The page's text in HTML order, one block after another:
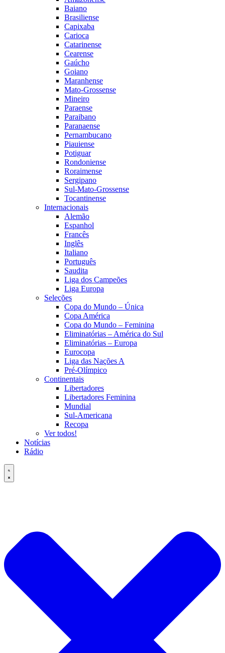
Baiano
Brasiliense
Capixaba
Carioca
Catarinense
Cearense
Gaúcho
Goiano
Maranhense
Mato-Grossense
Mineiro
Paraense
Paraibano
Paranaense
Pernambucano
Piauiense
Potiguar
Rondoniense
Roraimense
Sergipano
Sul-Mato-Grossense
Tocantinense
Internacionais
Alemão
Espanhol
Francês
Inglês
Italiano
Português
Saudita
Liga dos Campeões
Liga Europa
Seleções
Copa do Mundo – Única
Copa América
Copa do Mundo – Feminina
Eliminatórias – América do Sul
Eliminatórias – Europa
Eurocopa
Liga das Nações A
Pré-Olímpico
Continentais
Libertadores
Libertadores Feminina
Mundial
Sul-Americana
Recopa
Ver todos!
Notícias
Rádio